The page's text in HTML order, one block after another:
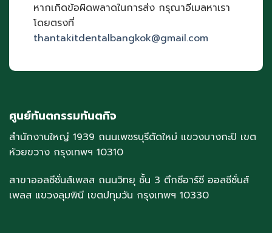
หากเกิดข้อผิดพลาดในการส่ง กรุณาอีเมลหาเรา
โดยตรงที่
thantakitdentalbangkok@gmail.com
ศูนย์ทันตกรรมทันตกิจ
สำนักงานใหญ่ 1939 ถนนเพชรบุรีตัดใหม่ แขวงบางกะปิ เขต
ห้วยขวาง กรุงเทพฯ 10310
สาขาออลซีซั่นส์เพลส ถนนวิทยุ ชั้น 3 ตึกซีอาร์ซี ออลซีซั่นส์
เพลส แขวงลุมพินี เขตปทุมวัน กรุงเทพฯ 10330